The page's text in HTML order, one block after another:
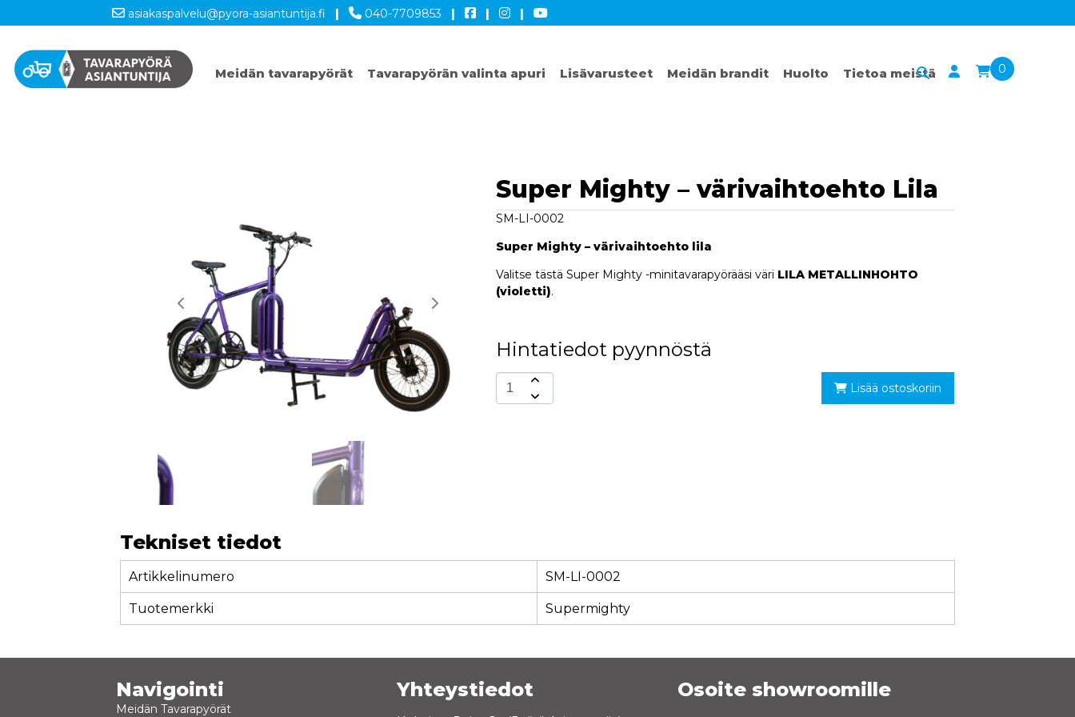
asiakaspalvelu@pyora-asiantuntija.fi | 040-7709853 | | |
Meidän tavarapyörät Tavarapyörän valinta apuri Lisävarusteet Meidän brandit Huolto Tietoa meistä 0
Super Mighty – värivaihtoehto Lila
SM-LI-0002
Super Mighty – värivaihtoehto lila
Valitse tästä Super Mighty -minitavarapyörääsi väri LILA METALLINHOHTO
(violetti).
Hintatiedot pyynnöstä
Lisää ostoskoriin
Tekniset tiedot
Artikkelinumero SM-LI-0002
Tuotemerkki Supermighty
Navigointi
Meidän Tavarapyörät
Yhteystiedot Osoite showroomille